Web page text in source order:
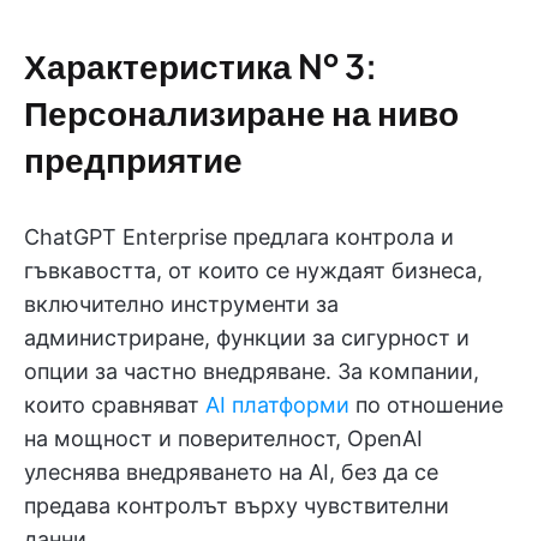
Характеристика № 3:
Персонализиране на ниво
предприятие
ChatGPT Enterprise предлага контрола и
гъвкавостта, от които се нуждаят бизнеса,
включително инструменти за
администриране, функции за сигурност и
опции за частно внедряване. За компании,
които сравняват AI платформи по отношение
на мощност и поверителност, OpenAI
улеснява внедряването на AI, без да се
предава контролът върху чувствителни